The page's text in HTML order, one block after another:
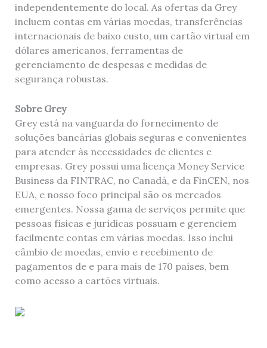
independentemente do local. As ofertas da Grey
incluem contas em várias moedas, transferências
internacionais de baixo custo, um cartão virtual em
dólares americanos, ferramentas de
gerenciamento de despesas e medidas de
segurança robustas.
Sobre Grey
Grey está na vanguarda do fornecimento de
soluções bancárias globais seguras e convenientes
para atender às necessidades de clientes e
empresas. Grey possui uma licença Money Service
Business da FINTRAC, no Canadá, e da FinCEN, nos
EUA, e nosso foco principal são os mercados
emergentes. Nossa gama de serviços permite que
pessoas físicas e jurídicas possuam e gerenciem
facilmente contas em várias moedas. Isso inclui
câmbio de moedas, envio e recebimento de
pagamentos de e para mais de 170 países, bem
como acesso a cartões virtuais.